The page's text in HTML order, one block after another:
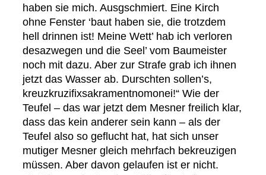
haben sie mich. Ausgschmiert. Eine Kirch
ohne Fenster ‘baut haben sie, die trotzdem
hell drinnen ist! Meine Wett’ hab ich verloren
desazwegen und die Seel’ vom Baumeister
noch mit dazu. Aber zur Strafe grab ich ihnen
jetzt das Wasser ab. Durschten sollen’s,
kreuzkruzifixsakramentnomonei!“ Wie der
Teufel – das war jetzt dem Mesner freilich klar,
dass das kein anderer sein kann – als der
Teufel also so geflucht hat, hat sich unser
mutiger Mesner gleich mehrfach bekreuzigen
müssen. Aber davon gelaufen ist er nicht.